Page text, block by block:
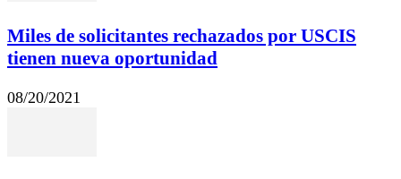
Miles de solicitantes rechazados por USCIS
tienen nueva oportunidad
08/20/2021